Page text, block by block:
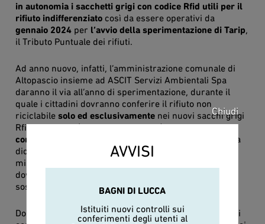
Chiudi
AVVISI
BAGNI DI LUCCA
Istituiti nuovi controlli sui
conferimenti degli utenti al
in autonomia i sacchetti grigi con codice Rfid utili per il
rifiuto indifferenziato così da essere operativi da
gennaio 2024 per l’avvio della sperimentazione di Tarip,
il Tributo Puntuale dei rifiuti.
Ad anno nuovo, infatti, l’amministrazione comunale di
Altopascio insieme ad ASCIT Servizi Ambientali Spa
daranno il via all’anno di sperimentazione, durante il
quale i cittadini dovranno conferire il rifiuto non
riciclabilesolo ed esclusivamente nei nuovi sacchi grigi
Rfid ed esporli (secondo calendario) solo quando
completamente pieni
: la sperimentazione durerà fino a
dicembre 2024 e consentirà agli utenti di prendere le
misure con la novità e al Comune e ad ASCIT di capire
dove e come intervenire per rendere il sistema
sostenibile e armonico per tutti.
Dopo gli incontri avvenuti da ottobre a dicembre scorsi